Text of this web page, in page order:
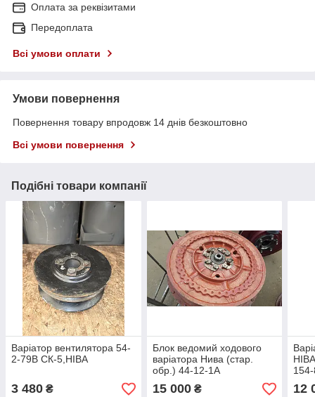
Оплата за реквізитами
Передоплата
Всі умови оплати
Умови повернення
Повернення товару впродовж 14 днів безкоштовно
Всі умови повернення
Подібні товари компанії
Варіатор вентилятора 54-
2-79В СК-5,НІВА
3 480 ₴
Блок ведомий ходового
варіатора Нива (стар.
обр.) 44-12-1А
15 000₴ 12